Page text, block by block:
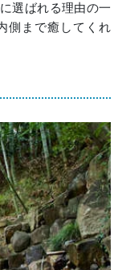
選ばれる理由の一
側まで癒してくれ